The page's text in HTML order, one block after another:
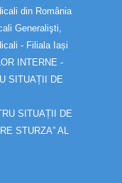
din România
Generalişti,
- Filiala Iași
INTERNE -
SITUAȚII DE
SITUAȚII DE
STURZA” AL